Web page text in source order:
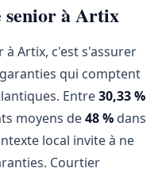
senior à Artix
Artix, c'est s'assurer
qui comptent
Entre30,33 %
moyens de48 % dans
local invite à ne
Courtier